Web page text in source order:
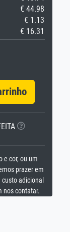
€ 44.98
€ 1.13
€ 16.31
e cor, ou um
prazer em
adicional
nos contatar.